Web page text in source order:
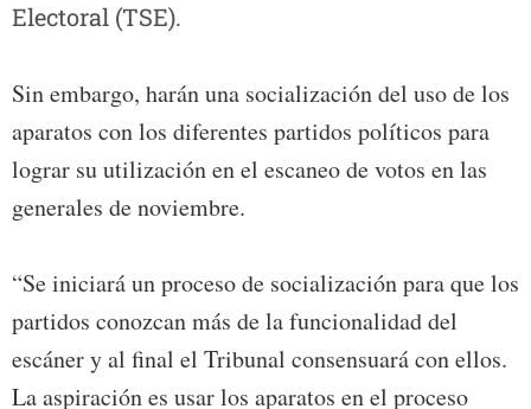
Electoral (TSE).
Sin embargo, harán una socialización del uso de los
aparatos con los diferentes partidos políticos para
lograr su utilización en el escaneo de votos en las
generales de noviembre.
“Se iniciará un proceso de socialización para que los
partidos conozcan más de la funcionalidad del
escáner y al final el Tribunal consensuará con ellos.
La aspiración es usar los aparatos en el proceso